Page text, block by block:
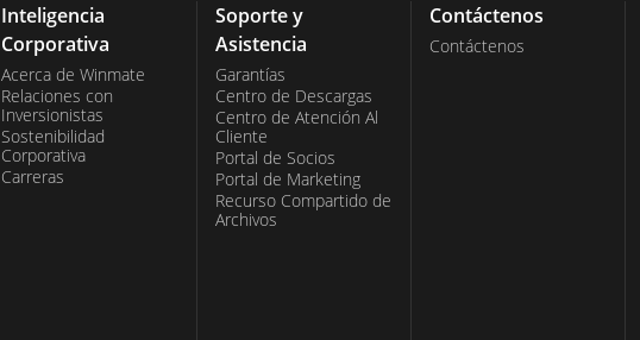
Inteligencia
Corporativa
Acerca de Winmate
Relaciones con
Inversionistas
Sostenibilidad
Corporativa
Carreras
Soporte y
Asistencia
Garantías
Centro de Descargas
Centro de Atención Al
Cliente
Portal de Socios
Portal de Marketing
Recurso Compartido de
Archivos
Contáctenos
Contáctenos